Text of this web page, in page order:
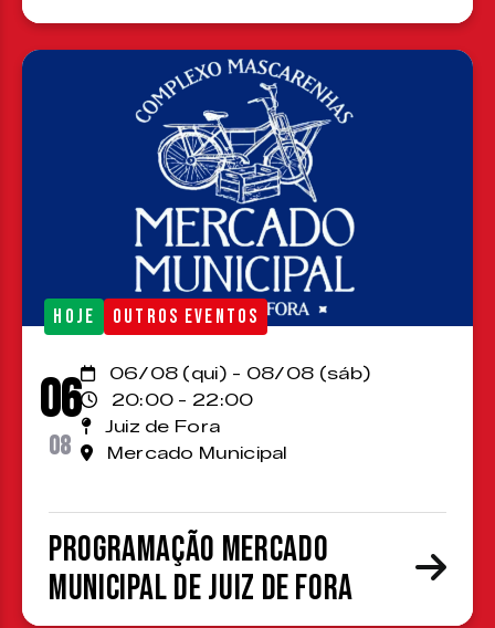
HOJE OUTROS EVENTOS
06
08
06/08 (qui) - 08/08 (sáb)
20:00 - 22:00
Juiz de Fora
Mercado Municipal
Programação Mercado
Municipal de Juiz de Fora